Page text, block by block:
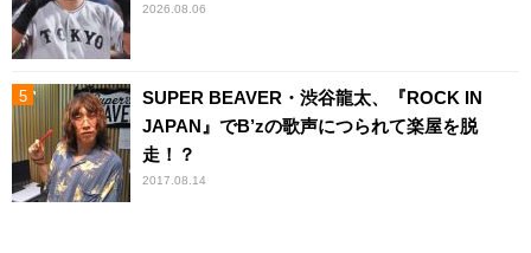
2026.08.06
SUPER BEAVER・渋谷龍太、『ROCK IN
JAPAN』でB’zの歌声につられて楽屋を脱
走！？
2017.08.14